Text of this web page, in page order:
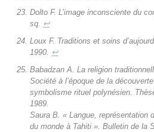
Dolto F. L’image inconsciente du
sq.
↩
Loux F. Traditions et soins
1990.
↩
Babadzan A. La religion
Société à l’époque de la découverte.
symbolisme rituel polynésien.
1989.
Saura B. « Langue, représentation
du monde à Tahiti » . Bulletin de la